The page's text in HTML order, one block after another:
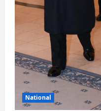
National